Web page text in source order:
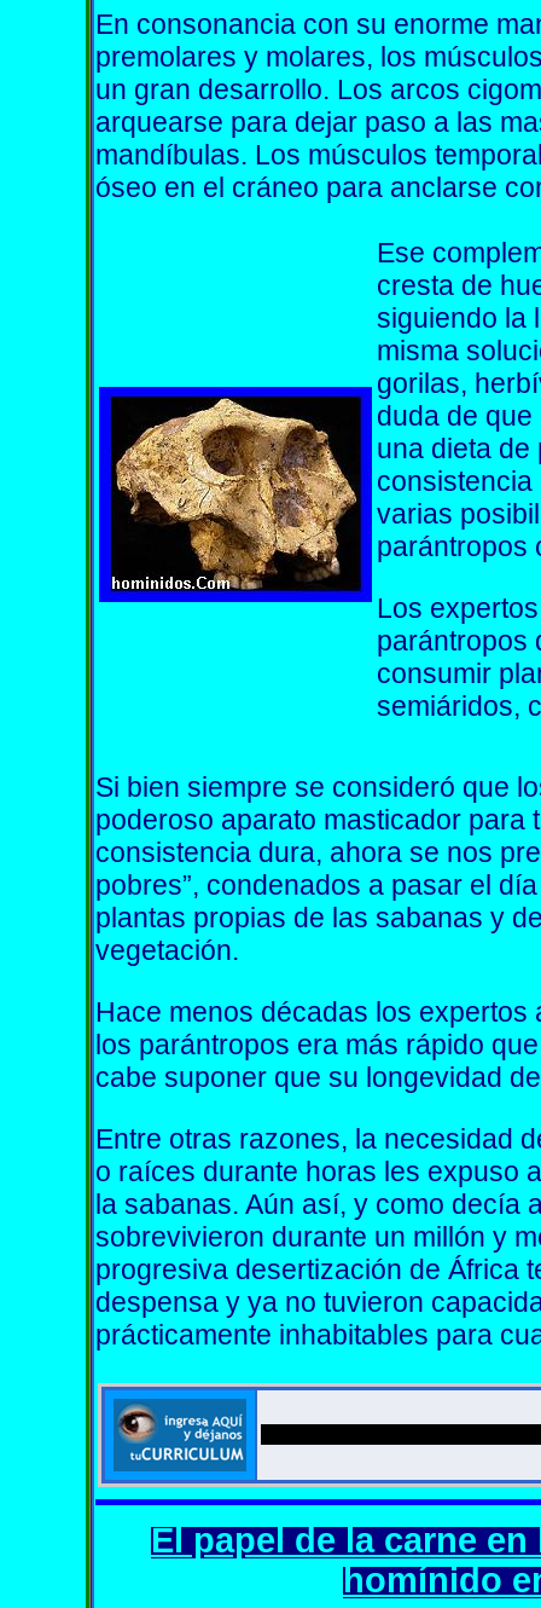
En consonancia con su enorme
premolares y molares, los
un gran desarrollo. Los arcos
arquearse para dejar paso a las
mandíbulas. Los músculos
óseo en el cráneo para anclarse
Ese
cresta de
siguiendo la
misma
gorilas,
duda de
una dieta de
varias
parántropos
Los
parántropos
consumir
semiáridos,
Si bien siempre se consideró que
poderoso aparato masticador para
consistencia dura, ahora se nos
pobres”, condenados a pasar el
plantas propias de las sabanas y
vegetación.
Hace menos décadas los
los parántropos era más rápido
cabe suponer que su longevidad
Entre otras razones, la necesidad
o raíces durante horas les expuso
la sabanas. Aún así, y como decía
sobrevivieron durante un millón y
progresiva desertización de África
despensa y ya no tuvieron
prácticamente inhabitables para
El papel de la carne
homínido